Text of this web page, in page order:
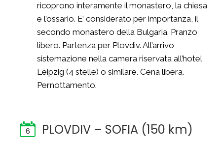
ricoprono interamente il monastero, la chiesa
e l’ossario. E’ considerato per importanza, il
secondo monastero della Bulgaria. Pranzo
libero. Partenza per Plovdiv. All’arrivo
sistemazione nella camera riservata all’hotel
Leipzig (4 stelle) o similare. Cena libera.
Pernottamento.
6 PLOVDIV – SOFIA (150 km)